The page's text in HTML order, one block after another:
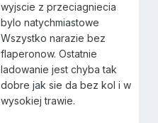
wyjscie z przeciagniecia
bylo natychmiastowe
Wszystko narazie bez
flaperonow. Ostatnie
ladowanie jest chyba tak
dobre jak sie da bez kol i w
wysokiej trawie.